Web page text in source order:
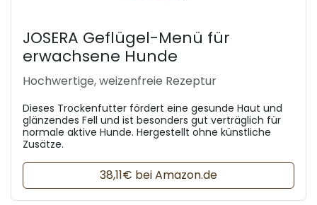
JOSERA Geflügel-Menü für
erwachsene Hunde
Hochwertige, weizenfreie Rezeptur
Dieses Trockenfutter fördert eine gesunde Haut und
glänzendes Fell und ist besonders gut verträglich für
normale aktive Hunde. Hergestellt ohne künstliche
Zusätze.
38,11€ bei Amazon.de